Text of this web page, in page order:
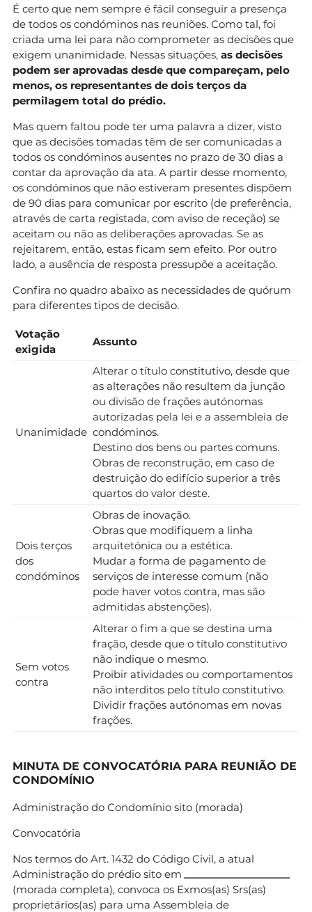
É certo que nem sempre é fácil conseguir a presença
de todos os condóminos nas reuniões. Como tal, foi
criada uma lei para não comprometer as decisões que
exigem unanimidade. Nessas situações, as decisões
podem ser aprovadas desde que compareçam, pelo
menos, os representantes de dois terços da
permilagem total do prédio.
Mas quem faltou pode ter uma palavra a dizer, visto
que as decisões tomadas têm de ser comunicadas a
todos os condóminos ausentes no prazo de 30 dias a
contar da aprovação da ata. A partir desse momento,
os condóminos que não estiveram presentes dispõem
de 90 dias para comunicar por escrito (de preferência,
através de carta registada, com aviso de receção) se
aceitam ou não as deliberações aprovadas. Se as
rejeitarem, então, estas ficam sem efeito. Por outro
lado, a ausência de resposta pressupõe a aceitação.
Confira no quadro abaixo as necessidades de quórum
para diferentes tipos de decisão.
Votação
exigida
Assunto
Unanimidade
Alterar o título constitutivo, desde que
as alterações não resultem da junção
ou divisão de frações autónomas
autorizadas pela lei e a assembleia de
condóminos.
Destino dos bens ou partes comuns.
Obras de reconstrução, em caso de
destruição do edifício superior a três
quartos do valor deste.
Dois terços
dos
condóminos
Obras de inovação.
Obras que modifiquem a linha
arquitetónica ou a estética.
Mudar a forma de pagamento de
serviços de interesse comum (não
pode haver votos contra, mas são
admitidas abstenções).
Sem votos
contra
Alterar o fim a que se destina uma
fração, desde que o título constitutivo
não indique o mesmo.
Proibir atividades ou comportamentos
não interditos pelo título constitutivo.
Dividir frações autónomas em novas
frações.
MINUTA DE CONVOCATÓRIA PARA REUNIÃO DE
CONDOMÍNIO
Administração do Condomínio sito (morada)
Convocatória
Nos termos do Art. 1432 do Código Civil, a atual
Administração do prédio sito em
(morada completa), convoca os Exmos(as) Srs(as)
proprietários(as) para uma Assembleia de